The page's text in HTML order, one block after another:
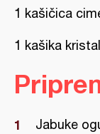
1 kašičica
1 kašika
Jabuke